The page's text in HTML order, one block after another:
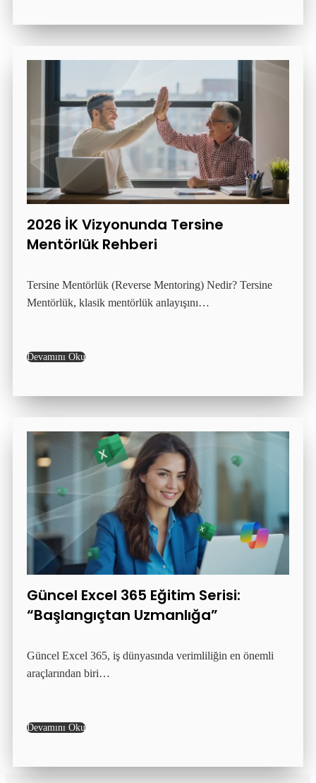
2026 İK Vizyonunda Tersine
Mentörlük Rehberi
Tersine Mentörlük (Reverse Mentoring) Nedir? Tersine
Mentörlük, klasik mentörlük anlayışını…
Devamını Oku
Güncel Excel 365 Eğitim Serisi:
“Başlangıçtan Uzmanlığa”
Güncel Excel 365, iş dünyasında verimliliğin en önemli
araçlarından biri…
Devamını Oku